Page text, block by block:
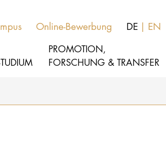
Online-Bewerbung DE EN
PROMOTION,
FORSCHUNG & TRANSFER